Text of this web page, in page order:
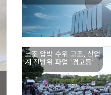
노조 압박 수위 고조, 산업
계 전방위 파업 ‘경고등’